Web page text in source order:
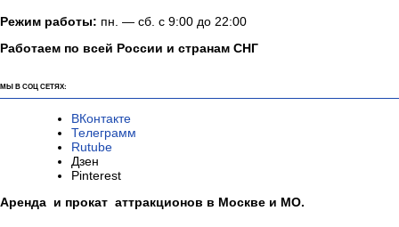
Режим работы: пн. — сб. с 9:00 до 22:00
Работаем по всей России и странам СНГ
МЫ В СОЦ СЕТЯХ:
ВКонтакте
Телеграмм
Rutube
Дзен
Pinterest
Аренда и прокат аттракционов в Москве и МО.